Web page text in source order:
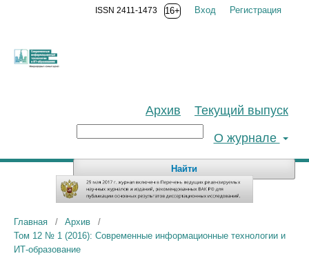
Текущий выпуск
Архив
О журнале
Найти
Регистрация
Вход
ISSN 2411-1473 16+
Главная / Архив
/
Том 12 № 1 (2016): Современные информационные технологии и
ИТ-образование